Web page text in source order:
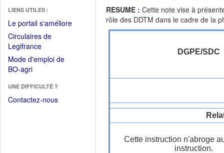
LIENS UTILES :
Le portail s'améliore(Fichier
Circulaires de
Legifrance(Ouvrir
dans
une
fenêtre)
Mode d'emploi de
BO-agri(Ouvrir
une
nouvelle
UNE DIFFICULTÉ ?
Contactez-nous
RESUME : Cette note vise à
rôle des DDTM dans le cadre de la
DGPE/SDC
Cette instruction n'abroge
instruction.